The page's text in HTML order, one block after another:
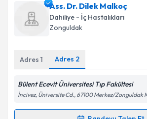
Uzm. Dr. Raziye Bahar Ustaoğlu
takvimi talebi oluşturun. Size bu
almanız için bir takvim
bilgilendireceğiz.
Metni'ni okudum ve kişisel
Ass. Dr. Dilek Malkoç
Dahiliye - İç Hastalıkları
Zonguldak
Adres 1 Adres 2
Bülent Ecevit Üniversitesi Tıp Fakültesi
İncivez, Üniversite Cd., 67100 Merkez/Zonguldak